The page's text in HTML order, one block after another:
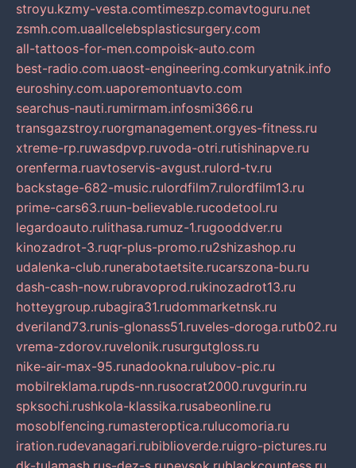
stroyu.kzmy-vesta.comtimeszp.comavtoguru.net
zsmh.com.uaallcelebsplasticsurgery.com
all-tattoos-for-men.compoisk-auto.com
best-radio.com.uaost-engineering.comkuryatnik.info
euroshiny.com.uaporemontuavto.com
searchus-nauti.rumirmam.infosmi366.ru
transgazstroy.ruorgmanagement.orgyes-fitness.ru
xtreme-rp.ruwasdpvp.ruvoda-otri.rutishinapve.ru
orenferma.ruavtoservis-avgust.rulord-tv.ru
backstage-682-music.rulordfilm7.rulordfilm13.ru
prime-cars63.ruun-believable.rucodetool.ru
legardoauto.rulithasa.rumuz-1.rugooddver.ru
kinozadrot-3.ruqr-plus-promo.ru2shizashop.ru
udalenka-club.runerabotaetsite.rucarszona-bu.ru
dash-cash-now.rubravoprod.rukinozadrot13.ru
hotteygroup.rubagira31.rudommarketnsk.ru
dveriland73.runis-glonass51.ruveles-doroga.rutb02.ru
vrema-zdorov.ruvelonik.rusurgutgloss.ru
nike-air-max-95.runadookna.rulubov-pic.ru
mobilreklama.rupds-nn.rusocrat2000.ruvgurin.ru
spksochi.rushkola-klassika.rusabeonline.ru
mosoblfencing.rumasteroptica.rulucomoria.ru
iration.rudevanagari.rubiblioverde.ruigro-pictures.ru